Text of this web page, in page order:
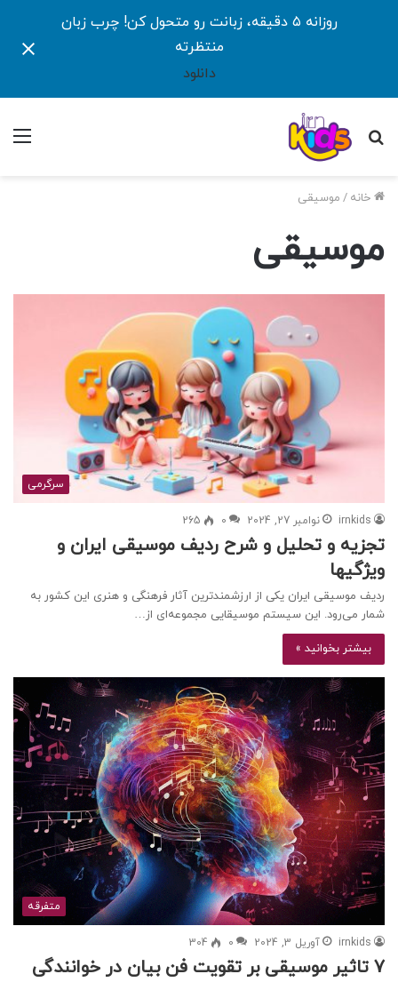
روزانه ۵ دقیقه، زبانت رو متحول کن! چرب زبان
منتظرته
دانلود
جستجو
خانه / موسیقی
موسیقی
سرگرمی
irnkids نوامبر 27, 2024 0
265
تجزیه و تحلیل و شرح ردیف موسیقی ایران و
ویژگیها
ردیف موسیقی ایران یکی از ارزشمندترین آثار فرهنگی و هنری این کشور به
شمار می‌رود. این سیستم موسیقایی مجموعه‌ای از…
بیشتر بخوانید »
متفرقه
irnkids آوریل 3, 2024 0
304
7 تاثیر موسیقی بر تقویت فن بیان در خوانندگی